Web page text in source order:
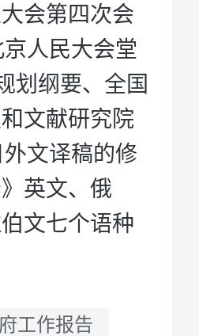
会第四次会
人民大会堂
划纲要、全国
文献研究院
文译稿的修
英文、俄
文七个语种
工作报告